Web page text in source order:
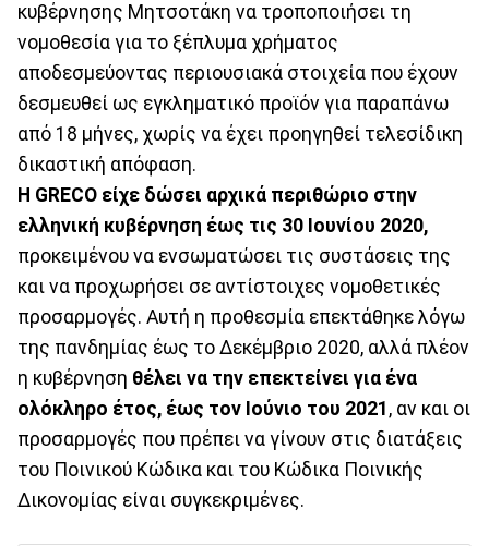
κυβέρνησης Μητσοτάκη να τροποποιήσει τη
νομοθεσία για το ξέπλυμα χρήματος
αποδεσμεύοντας περιουσιακά στοιχεία που έχουν
δεσμευθεί ως εγκληματικό προϊόν για παραπάνω
από 18 μήνες, χωρίς να έχει προηγηθεί τελεσίδικη
δικαστική απόφαση.
Η GRECO είχε δώσει αρχικά περιθώριο στην
ελληνική κυβέρνηση έως τις 30 Ιουνίου 2020,
προκειμένου να ενσωματώσει τις συστάσεις της
και να προχωρήσει σε αντίστοιχες νομοθετικές
προσαρμογές. Αυτή η προθεσμία επεκτάθηκε λόγω
της πανδημίας έως το Δεκέμβριο 2020, αλλά πλέον
η κυβέρνηση θέλει να την επεκτείνει για ένα
ολόκληρο έτος, έως τον Ιούνιο του 2021 , αν και οι
προσαρμογές που πρέπει να γίνουν στις διατάξεις
του Ποινικού Κώδικα και του Κώδικα Ποινικής
Δικονομίας είναι συγκεκριμένες.